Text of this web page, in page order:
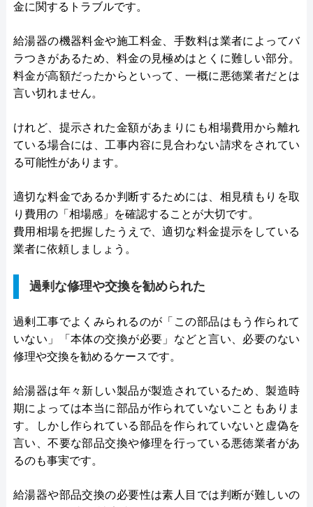
金に関するトラブルです。
給湯器の機器料金や施工料金、手数料は業者によってバ
ラつきがあるため、料金の見極めはとくに難しい部分。
料金が高額だったからといって、一概に悪徳業者だとは
言い切れません。
けれど、提示された金額があまりにも相場費用から離れ
ている場合には、工事内容に見合わない請求をされてい
る可能性があります。
適切な料金であるか判断するためには、相見積もりを取
り費用の「相場感」を確認することが大切です。
費用相場を把握したうえで、適切な料金提示をしている
業者に依頼しましょう。
過剰な修理や交換を勧められた
過剰工事でよくみられるのが「この部品はもう作られて
いない」「本体の交換が必要」などと言い、必要のない
修理や交換を勧めるケースです。
給湯器は年々新しい製品が製造されているため、製造時
期によっては本当に部品が作られていないこともありま
す。しかし作られている部品を作られていないと虚偽を
言い、不要な部品交換や修理を行っている悪徳業者があ
るのも事実です。
給湯器や部品交換の必要性は素人目では判断が難しいの